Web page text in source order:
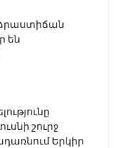
են
շուրջ
Երկիր